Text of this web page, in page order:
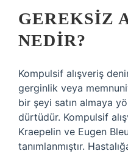
GEREKSIZ
NEDIR?
Kompulsif alışveriş
gerginlik veya
bir şeyi satın almaya
dürtüdür. Kompulsif
Kraepelin ve Eugen
tanımlanmıştır.